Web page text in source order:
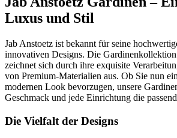
Luxus und Stil
Jab Anstoetz ist bekannt für seine
innovativen Designs. Die
zeichnet sich durch ihre exquisite
von Premium-Materialien aus. Ob Sie nun
modernen Look bevorzugen, unsere
Geschmack und jede Einrichtung die
Die Vielfalt der Designs